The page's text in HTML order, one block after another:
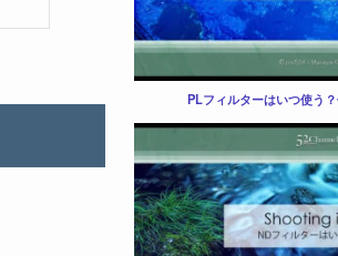
PLフィルターはいつ使う